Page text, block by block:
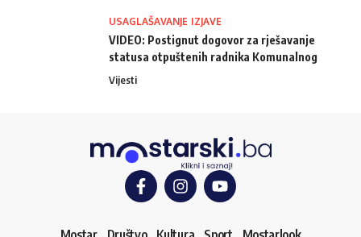
USAGLAŠAVANJE IZJAVE
VIDEO: Postignut dogovor za rješavanje
statusa otpuštenih radnika Komunalnog
Vijesti